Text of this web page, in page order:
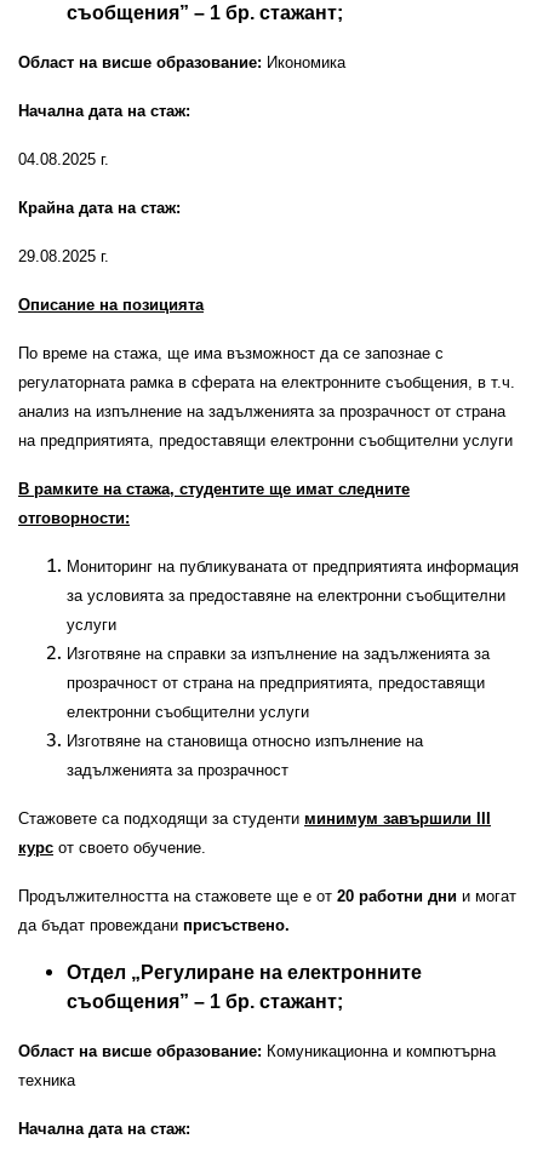
съобщения” – 1 бр. стажант;
Област на висше образование: Икономика
Начална дата на стаж:
04.08.2025 г.
Крайна дата на стаж:
29.08.2025 г.
Описание на позицията
По време на стажа, ще има възможност да се запознае с
регулаторната рамка в сферата на електронните съобщения, в т.ч.
анализ на изпълнение на задълженията за прозрачност от страна
на предприятията, предоставящи електронни съобщителни услуги
В рамките на стажа, студентите ще имат следните
отговорности:
Мониторинг на публикуваната от предприятията информация
за условията за предоставяне на електронни съобщителни
услуги
Изготвяне на справки за изпълнение на задълженията за
прозрачност от страна на предприятията, предоставящи
електронни съобщителни услуги
Изготвяне на становища относно изпълнение на
задълженията за прозрачност
Стажовете са подходящи за студенти минимум завършили III
курс от своето обучение.
Продължителността на стажовете ще е от 20 работни дни и могат
да бъдат провеждани присъствено.
Отдел „Регулиране на електронните
съобщения” – 1 бр. стажант;
Област на висше образование: Комуникационна и компютърна
техника
Начална дата на стаж: